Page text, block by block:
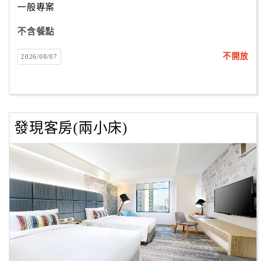
合
提
案
飯
合
作
廠
合
作
一般專案
不含餐點
2026/08/07 不開放
發現客房(兩小床)